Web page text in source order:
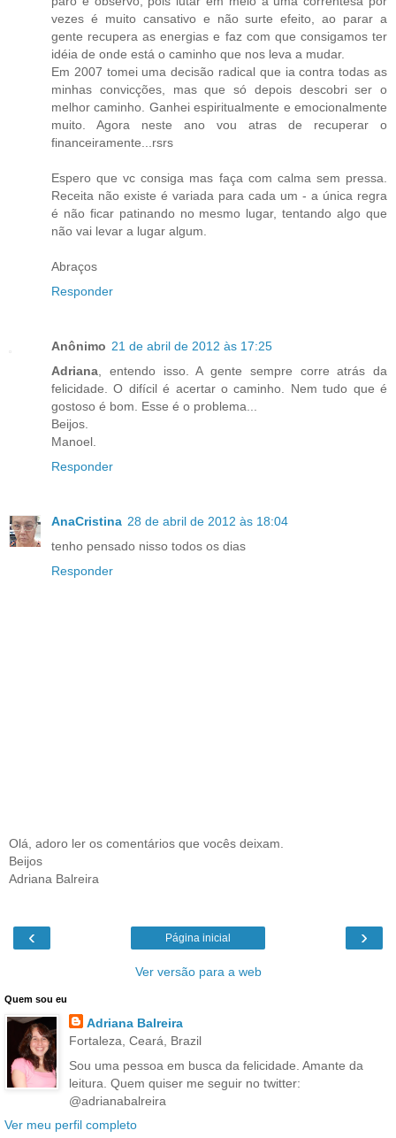
vezes é muito cansativo e não surte efeito, ao parar a
gente recupera as energias e faz com que consigamos ter
idéia de onde está o caminho que nos leva a mudar.
Em 2007 tomei uma decisão radical que ia contra todas as
minhas convicções, mas que só depois descobri ser o
melhor caminho. Ganhei espiritualmente e emocionalmente
muito. Agora neste ano vou atras de recuperar o
financeiramente...rsrs
Espero que vc consiga mas faça com calma sem pressa.
Receita não existe é variada para cada um - a única regra
é não ficar patinando no mesmo lugar, tentando algo que
não vai levar a lugar algum.
Abraços
Responder
Anônimo 21 de abril de 2012 às 17:25
Adriana, entendo isso. A gente sempre corre atrás da
felicidade. O difícil é acertar o caminho. Nem tudo que é
gostoso é bom. Esse é o problema...
Beijos.
Manoel.
Responder
AnaCristina 28 de abril de 2012 às 18:04
tenho pensado nisso todos os dias
Responder
Olá, adoro ler os comentários que vocês deixam.
Beijos
Adriana Balreira
‹ ›
Página inicial
Ver versão para a web
Quem sou eu
Adriana Balreira
Fortaleza, Ceará, Brazil
Sou uma pessoa em busca da felicidade. Amante da
leitura. Quem quiser me seguir no twitter:
@adrianabalreira
Ver meu perfil completo